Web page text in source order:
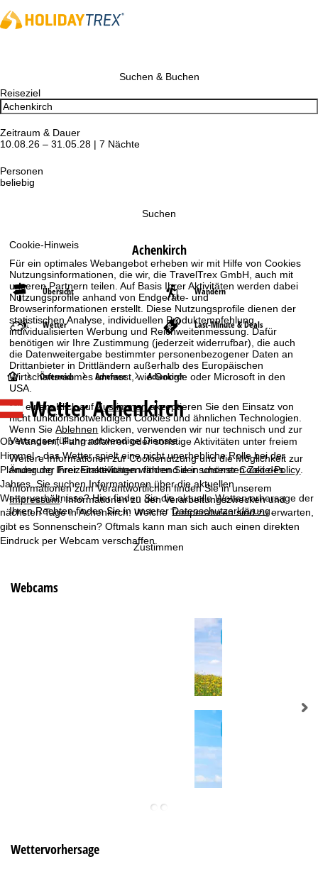
Cookie-Hinweis
Für ein optimales Webangebot erheben wir mit Hilfe von Cookies
Nutzungsinformationen, die wir, die TravelTrex GmbH, auch mit
unseren Partnern teilen. Auf Basis Ihrer Aktivitäten werden dabei
Nutzungsprofile anhand von Endgeräte- und
Browserinformationen erstellt. Diese Nutzungsprofile dienen der
statistischen Analyse, individuellen Produktempfehlung,
individualisierten Werbung und Reichweitenmessung. Dafür
benötigen wir Ihre Zustimmung (jederzeit widerrufbar), die auch
die Datenweitergabe bestimmter personenbezogener Daten an
Drittanbieter in Drittländern außerhalb des Europäischen
Wirtschaftsraumes umfasst, wie Google oder Microsoft in den
USA.
Mit einem Klick aufZustimmen akzeptieren Sie den Einsatz von
nicht funktionsnotwendigen Cookies und ähnlichen Technologien.
Wenn SieAblehnen klicken, verwenden wir nur technisch und zur
Vertragserfüllung notwendige Dienste.
Weitere Informationen zur Cookienutzung und die Möglichkeit zur
Änderung Ihrer Einstellungen finden Sie in unsererCookie-Policy
Informationen zum Verantwortlichen finden Sie in unserem
Impressum. Informationen zu den Verarbeitungszwecken und
Ihren Rechten finden Sie in unsererDatenschutzerklärung.
Zustimmen
Suchen & Buchen
Reiseziel
Zeitraum & Dauer
10.08.26 – 31.05.28 | 7 Nächte
Personen
beliebig
Suchen
Achenkirch
Übersicht Wandern
Wetter Last-Minute & Deals
S
t
a
r
t
Österreich Achensee Achenkirch
Wetter Achenkirch
Ob Wandern, Fahrradfahren oder sonstige Aktivitäten unter freiem
Himmel - das Wetter spielt eine nicht unerhebliche Rolle bei der
Planung der Freizeitaktivitäten während der schönsten Zeit des
Jahres. Sie suchen Informationen über die aktuellen
Wetterverhältnisse? Hier finden Sie die aktuelle Wettervorhersage der
nächsten Tage in Achenkirch: Welche Temperaturen sind zu erwarten,
gibt es Sonnenschein? Oftmals kann man sich auch einen direkten
Eindruck per Webcam verschaffen.
Webcams
Wettervorhersage